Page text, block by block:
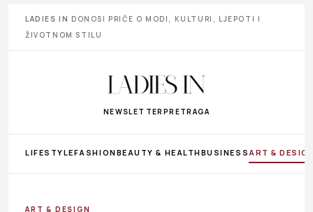
LADIES IN DONOSI PRIČE O MODI, KULTURI, LJEPOTI I
ŽIVOTNOM STILU
NEWSLETTER PRETRAGA
LIFESTYLEFASHIONBEAUTY & HEALTHBUSINESS ART &
ART & DESIGN